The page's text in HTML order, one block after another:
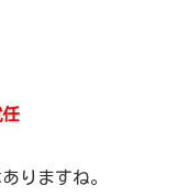
りますね。